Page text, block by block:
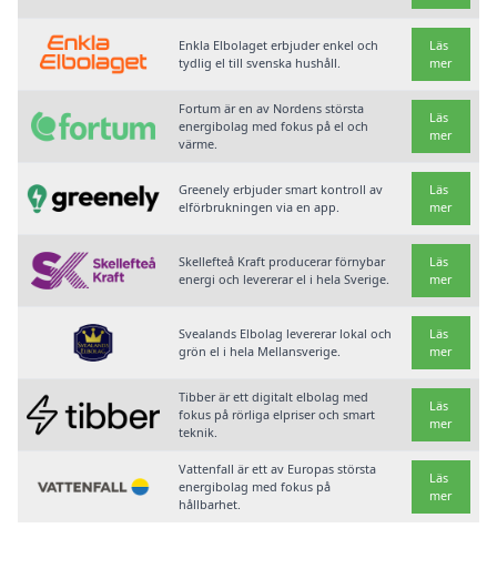
Enkla Elbolaget erbjuder enkel och
tydlig el till svenska hushåll.
Läs
mer
Fortum är en av Nordens största
energibolag med fokus på el och
värme.
Läs
mer
Greenely erbjuder smart kontroll av
elförbrukningen via en app.
Läs
mer
Skellefteå Kraft producerar förnybar
energi och levererar el i hela Sverige.
Läs
mer
Svealands Elbolag levererar lokal och
grön el i hela Mellansverige.
Läs
mer
Tibber är ett digitalt elbolag med
fokus på rörliga elpriser och smart
teknik.
Läs
mer
Vattenfall är ett av Europas största
energibolag med fokus på
hållbarhet.
Läs
mer